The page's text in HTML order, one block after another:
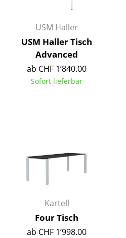
Decken
Kissen
Teppiche
Wohnzimmer
Esszimmer
Schlafzimmer
USM Haller
USM Haller Tisch
Advanced
ab CHF 1’840.00
Sofort lieferbar
Kartell
Four Tisch
ab CHF 1’998.00